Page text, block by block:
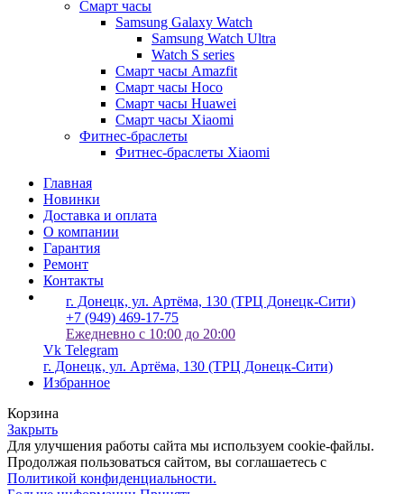
Смарт часы
Samsung Galaxy Watch
Samsung Watch Ultra
Watch S series
Смарт часы Amazfit
Смарт часы Hoco
Смарт часы Huawei
Смарт часы Xiaomi
Фитнес-браслеты
Фитнес-браслеты Xiaomi
Главная
Новинки
Доставка и оплата
О компании
Гарантия
Ремонт
Контакты
г. Донецк, ул. Артёма, 130 (ТРЦ Донецк-Сити)
+7 (949) 469-17-75
Ежедневно с 10:00 до 20:00
Vk Telegram
г. Донецк, ул. Артёма, 130 (ТРЦ Донецк-Сити)
Избранное
Корзина
Закрыть
Для улучшения работы сайта мы используем cookie-файлы.
Продолжая пользоваться сайтом, вы соглашаетесь с
Политикой конфиденциальности.